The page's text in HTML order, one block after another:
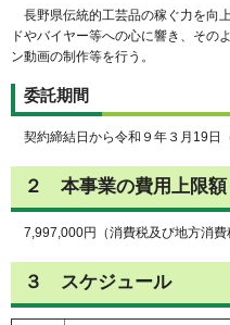
長野県伝統的工芸品の稼ぐ力を向
ドやバイヤー等への心に響き、その
ン動画の制作等を行う。
委託期間
契約締結日から令和９年３月19日
２ 本事業の費用上限額
7,997,000円（消費税及び地方消費
３ スケジュール